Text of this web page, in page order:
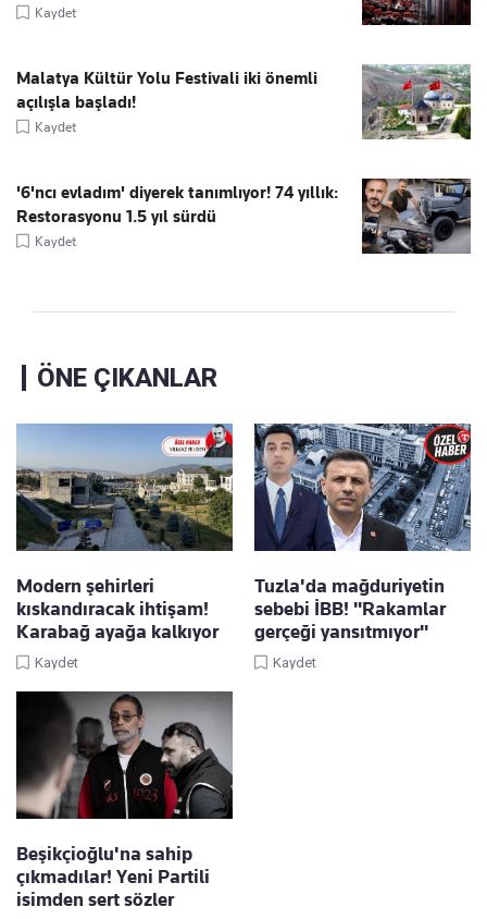
Kaydet
Malatya Kültür Yolu Festivali iki önemli
açılışla başladı!
Kaydet
'6'ncı evladım' diyerek tanımlıyor! 74 yıllık:
Restorasyonu 1.5 yıl sürdü
Kaydet
ÖNE ÇIKANLAR
Modern şehirleri
kıskandıracak ihtişam!
Karabağ ayağa kalkıyor
Kaydet
Tuzla'da mağduriyetin
sebebi İBB! "Rakamlar
gerçeği yansıtmıyor"
Kaydet
Beşikçioğlu'na sahip
çıkmadılar! Yeni Partili
isimden sert sözler